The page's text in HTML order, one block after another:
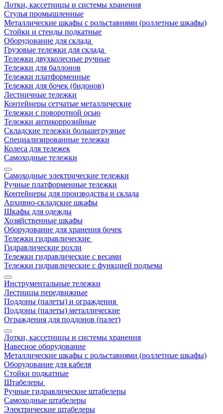
Лотки, кассетницы и системы хранения
Стулья промышленные
Металлические шкафы с рольставнями (роллетные шкафы)
Стойки и стенды подкатные
Оборудование для склада
Грузовые тележки для склада
Тележки двухколесные ручные
Тележки для баллонов
Тележки платформенные
Тележки для бочек (бидонов)
Лестничные тележки
Контейнеры сетчатые металлические
Тележки с поворотной осью
Тележки антикоррозийные
Складские тележки большегрузные
Специализированные тележки
Колеса для тележек
Самоходные тележки
Самоходные электрические тележки
Ручные платформенные тележки
Контейнеры для производства и склада
Архивно-складские шкафы
Шкафы для одежды
Хозяйственные шкафы
Оборудование для хранения бочек
Тележки гидравлические
Гидравлические рохли
Тележки гидравлические с весами
Тележки гидравлические с функцией подъема
Инструментальные тележки
Лестницы передвижные
Поддоны (палеты) и ограждения
Поддоны (палеты) металлические
Ограждения для поддонов (палет)
Лотки, кассетницы и системы хранения
Навесное оборудование
Металлические шкафы с рольставнями (роллетные шкафы)
Оборудование для кабеля
Стойки подкатные
Штабелеры
Ручные гидравлические штабелеры
Самоходные штабелеры
Электрические штабелеры